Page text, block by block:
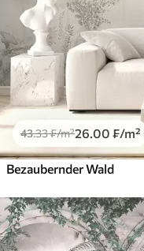
43.33₣/m²26 .00 ₣/m²
Bezaubernder Wald